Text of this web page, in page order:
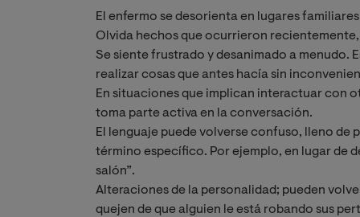
El enfermo se desorienta en lugares
Olvida hechos que ocurrieron
Se siente frustrado y desanimado a menudo.
realizar cosas que antes hacía sin
En situaciones que implican interactuar con
toma parte activa en la conversación.
El lenguaje puede volverse confuso, lleno de
término específico. Por ejemplo, en lugar de
salón”.
Alteraciones de la personalidad; pueden
quejen de que alguien le está robando sus